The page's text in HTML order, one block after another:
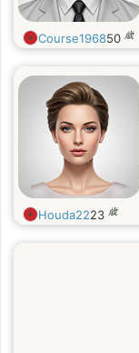
Course196850 歳
Houda2223 歳